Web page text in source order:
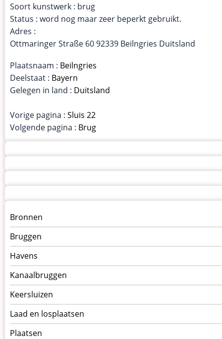
Soort kunstwerk : brug
Status : word nog maar zeer beperkt gebruikt.
Adres :
Ottmaringer Straße 60 92339 Beilngries Duitsland
Plaatsnaam : Beilngries
Deelstaat : Bayern
Gelegen in land : Duitsland
Vorige pagina : Sluis 22
Volgende pagina : Brug
Menu
kunstwerken
op
kunstwerkpagina
Bronnen
Bruggen
Havens
Kanaalbruggen
Keersluizen
Laad en losplaatsen
Plaatsen